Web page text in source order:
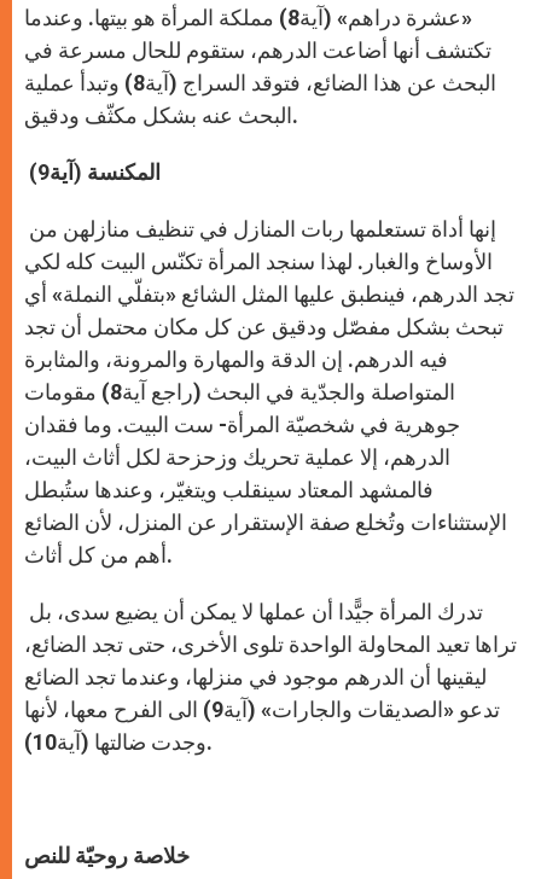
«عشرة دراهم» (آية8) مملكة المرأة هو بيتها. وعندما
تكتشف أنها أضاعت الدرهم، ستقوم للحال مسرعة في
البحث عن هذا الضائع، فتوقد السراج (آية8) وتبدأ عملية
البحث عنه بشكل مكثّف ودقيق.
الأوساخ والغبار. لهذا سنجد المرأة تكنّس البيت كله لكي
تجد الدرهم، فينطبق عليها المثل الشائع «بتفلّي النملة» أي
تبحث بشكل مفصّل ودقيق عن كل مكان محتمل أن تجد
فيه الدرهم. إن الدقة والمهارة والمرونة، والمثابرة
المتواصلة والجدّية في البحث (راجع آية8) مقومات
جوهرية في شخصيّة المرأة- ست البيت. وما فقدان
الدرهم، إلا عملية تحريك وزحزحة لكل أثاث البيت،
فالمشهد المعتاد سينقلب ويتغيّر، وعندها ستُبطل
الإستثناءات وتُخلع صفة الإستقرار عن المنزل، لأن الضائع
أهم من كل أثاث.
تراها تعيد المحاولة الواحدة تلوى الأخرى، حتى تجد الضائع،
ليقينها أن الدرهم موجود في منزلها، وعندما تجد الضائع
تدعو «الصديقات والجارات» (آية9) الى الفرح معها، لأنها
وجدت ضالتها (آية10).
خلاصة روحيّة للنص